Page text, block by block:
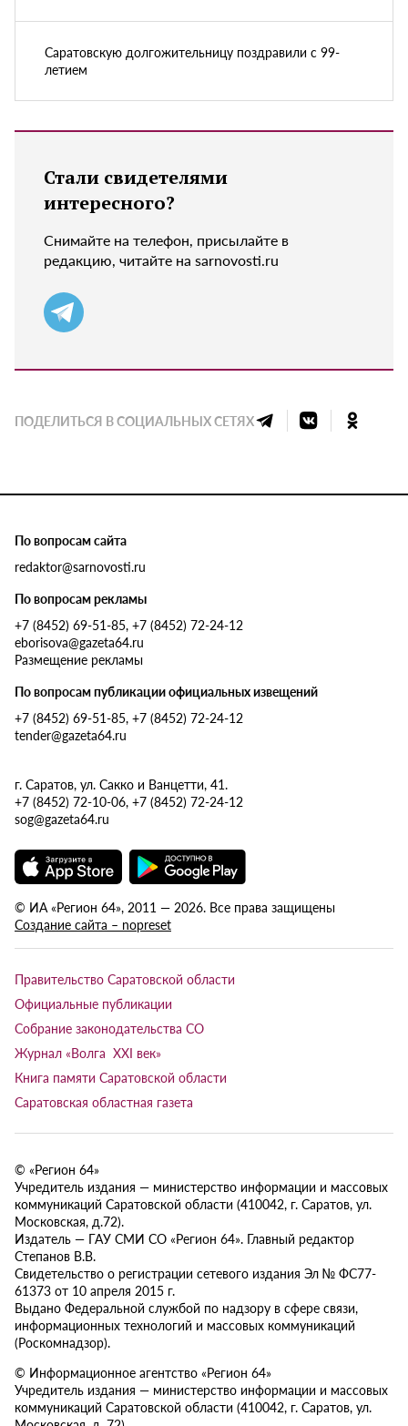
Саратовскую долгожительницу поздравили с 99-
летием
Стали свидетелями
интересного?
Снимайте на телефон, присылайте в
редакцию, читайте на sarnovosti.ru
ПОДЕЛИТЬСЯ В СОЦИАЛЬНЫХ СЕТЯХ
По вопросам сайта
redaktor@sarnovosti.ru
По вопросам рекламы
+7 (8452) 69-51-85, +7 (8452) 72-24-12
eborisova@gazeta64.ru
Размещение рекламы
По вопросам публикации официальных извещений
+7 (8452) 69-51-85, +7 (8452) 72-24-12
tender@gazeta64.ru
г. Саратов, ул. Сакко и Ванцетти, 41.
+7 (8452) 72-10-06, +7 (8452) 72-24-12
sog@gazeta64.ru
© ИА «Регион 64», 2011 — 2026. Все права защищены
Создание сайта – nopreset
Правительство Саратовской области
Официальные публикации
Собрание законодательства СО
Журнал «Волга XXI век»
Книга памяти Саратовской области
Саратовская областная газета
© «Регион 64»
Учредитель издания — министерство информации и массовых
коммуникаций Саратовской области (410042, г. Саратов, ул.
Московская, д.72).
Издатель — ГАУ СМИ СО «Регион 64». Главный редактор
Степанов В.В.
Свидетельство о регистрации сетевого издания Эл № ФС77-
61373 от 10 апреля 2015 г.
Выдано Федеральной службой по надзору в сфере связи,
информационных технологий и массовых коммуникаций
(Роскомнадзор).
© Информационное агентство «Регион 64»
Учредитель издания — министерство информации и массовых
коммуникаций Саратовской области (410042, г. Саратов, ул.